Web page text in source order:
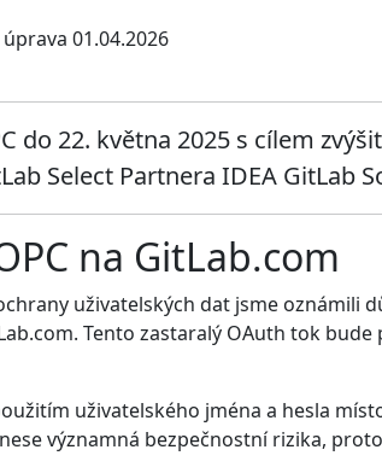
01.04.2026
do 22. května 2025 s cílem
Select Partnera IDEA GitLab
na GitLab.com
uživatelských dat jsme oznámili
Tento zastaralý OAuth tok
uživatelského jména a hesla
významná bezpečnostní rizika,